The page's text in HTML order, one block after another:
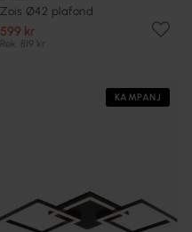
Zois Ø42 plafond
599 kr
Rek. 819 kr
KAMPANJ